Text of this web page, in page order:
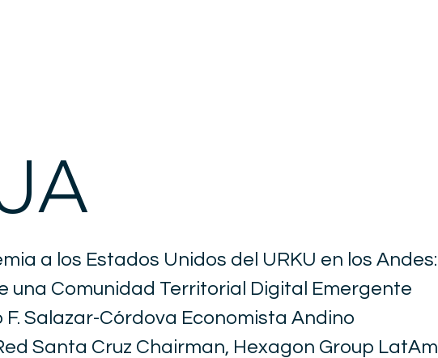
a los Estados Unidos del URKU en los Andes:
una Comunidad Territorial Digital Emergente
F. Salazar-Córdova Economista Andino
Santa Cruz Chairman, Hexagon Group LatAm